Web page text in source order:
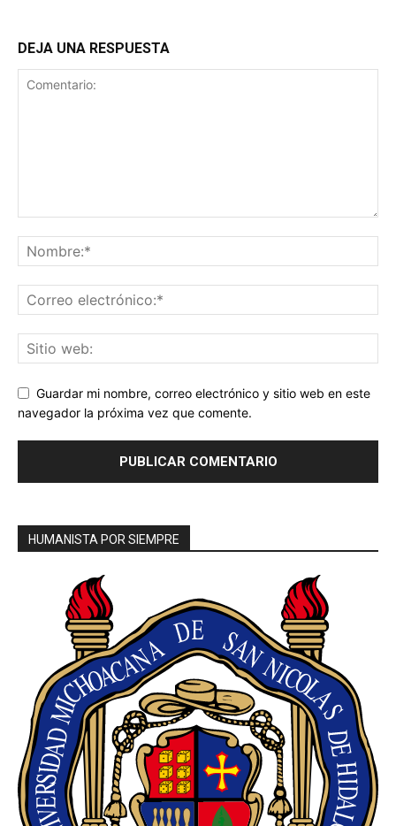
DEJA UNA RESPUESTA
Guardar mi nombre, correo electrónico y sitio web en este
navegador la próxima vez que comente.
HUMANISTA POR SIEMPRE